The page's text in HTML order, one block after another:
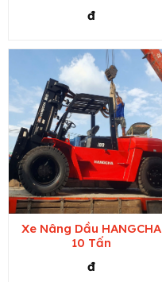
đ
Xe Nâng Dầu HANGCHA
10 Tấn
đ